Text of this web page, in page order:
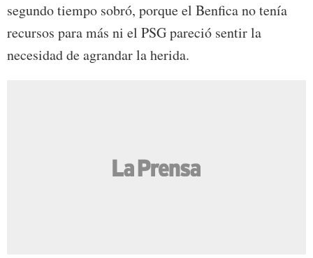
segundo tiempo sobró, porque el Benfica no tenía
recursos para más ni el PSG pareció sentir la
necesidad de agrandar la herida.